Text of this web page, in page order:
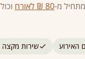
מ-80 ₪ לאורח
האירוע שירות